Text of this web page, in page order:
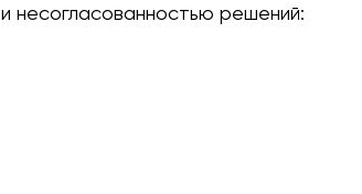
несогласованностью решений: